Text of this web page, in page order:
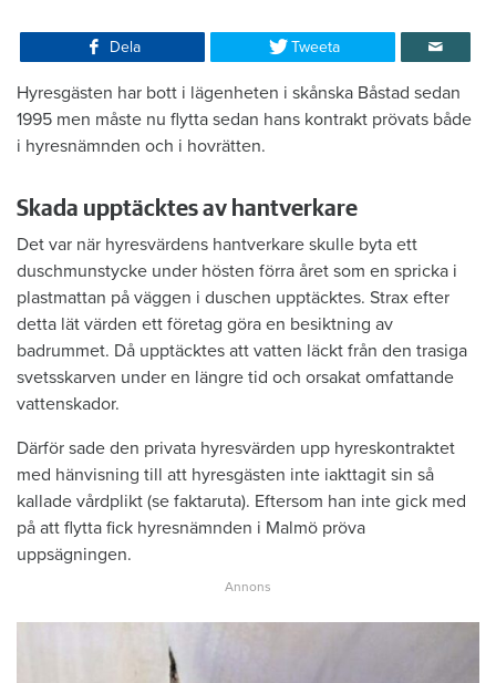
Dela Tweeta
Hyresgästen har bott i lägenheten i skånska Båstad sedan
1995 men måste nu flytta sedan hans kontrakt prövats både
i hyresnämnden och i hovrätten.
Skada upptäcktes av hantverkare
Det var när hyresvärdens hantverkare skulle byta ett
duschmunstycke under hösten förra året som en spricka i
plastmattan på väggen i duschen upptäcktes. Strax efter
detta lät värden ett företag göra en besiktning av
badrummet. Då upptäcktes att vatten läckt från den trasiga
svetsskarven under en längre tid och orsakat omfattande
vattenskador.
Därför sade den privata hyresvärden upp hyreskontraktet
med hänvisning till att hyresgästen inte iakttagit sin så
kallade vårdplikt (se faktaruta). Eftersom han inte gick med
på att flytta fick hyresnämnden i Malmö pröva
uppsägningen.